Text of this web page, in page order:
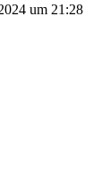
um 21:28